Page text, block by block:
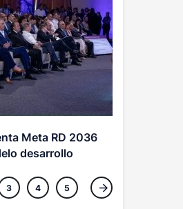
Meta RD 2036
desarrollo
3 4 5